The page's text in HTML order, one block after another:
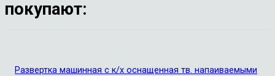
покупают:
Развертка машинная с к/х оснащенная тв. напаиваемыми